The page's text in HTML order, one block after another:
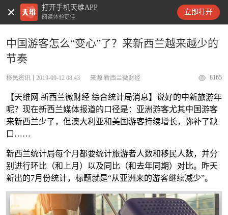
打开手机天维APP
阅读体验更佳
立即打开
天维新闻
中国游客怎么“变心”了？来新西兰越来越少的
节奏
移民资讯 2019-09-12 08:43 来源:新西兰微财经 8165
【天维网 新西兰微财经 综合统计局消息】说好的中新旅游年
呢？现在新西兰媒体报道的口径是：亚洲游客尤其中国游客
来新西兰少了，但澳大利亚和美国游客持续增长，弥补了缺
口……
新西兰统计局每个月都要统计旅游者人数和移民人数，并分
别进行环比（和上月）以及同比（和去年同期）对比。昨天
新出的7月份统计，标题就是“从亚洲来的游客继续减少”。